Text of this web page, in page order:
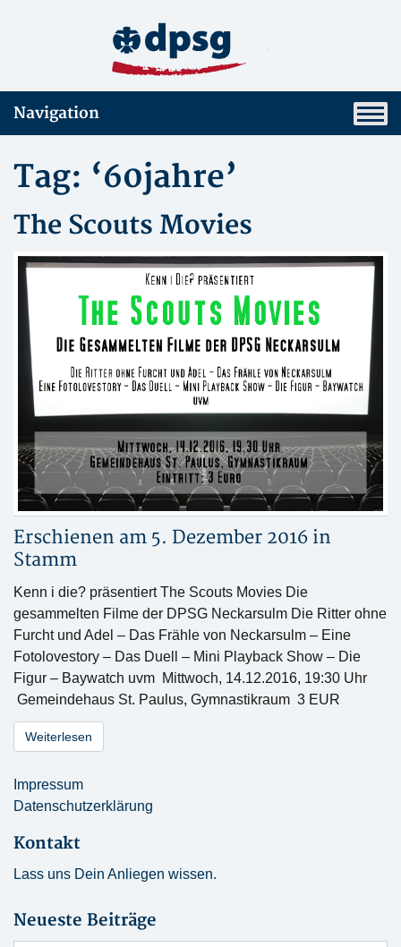
Navigation
Tag: ‘60jahre’
The Scouts Movies
Erschienen am 5. Dezember 2016 in
Stamm
Kenn i die? präsentiert The Scouts Movies Die
gesammelten Filme der DPSG Neckarsulm Die Ritter ohne
Furcht und Adel – Das Frähle von Neckarsulm – Eine
Fotolovestory – Das Duell – Mini Playback Show – Die
Figur – Baywatch uvm Mittwoch, 14.12.2016, 19:30 Uhr
Gemeindehaus St. Paulus, Gymnastikraum 3 EUR
Weiterlesen
Impressum
Datenschutzerklärung
Kontakt
Lass uns Dein Anliegen wissen.
Neueste Beiträge